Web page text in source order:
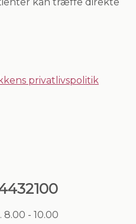
privatlivspolitik
8.00 - 10.00